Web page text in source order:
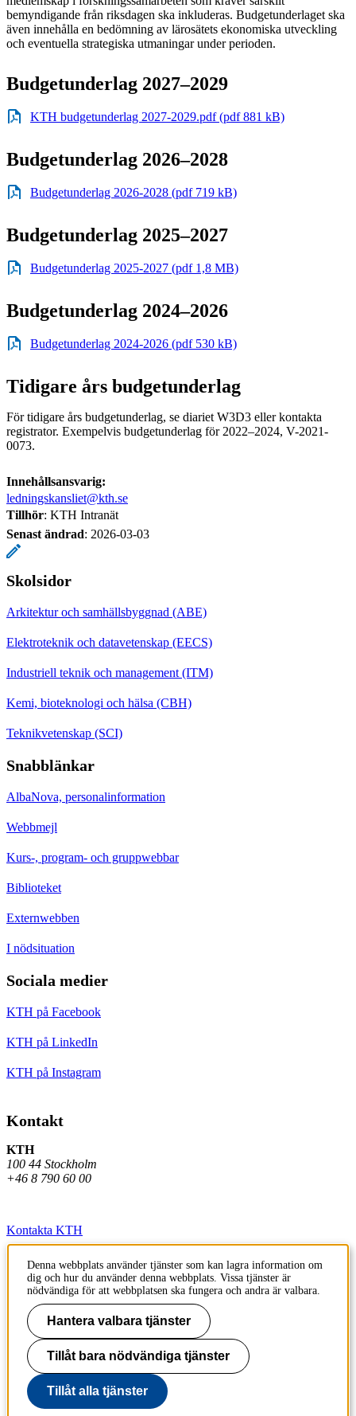
bemyndigande från riksdagen ska inkluderas. Budgetunderlaget ska
även innehålla en bedömning av lärosätets ekonomiska utveckling
och eventuella strategiska utmaningar under perioden.
Budgetunderlag 2027–2029
KTH budgetunderlag 2027-2029.pdf (pdf 881 kB)
Budgetunderlag 2026–2028
Budgetunderlag 2026-2028 (pdf 719 kB)
Budgetunderlag 2025–2027
Budgetunderlag 2025-2027 (pdf 1,8 MB)
Budgetunderlag 2024–2026
Budgetunderlag 2024-2026 (pdf 530 kB)
Tidigare års budgetunderlag
För tidigare års budgetunderlag, se diariet W3D3 eller kontakta
registrator. Exempelvis budgetunderlag för 2022–2024, V-2021-
0073.
Innehållsansvarig:
ledningskansliet@kth.se
Tillhör: KTH Intranät
Senast ändrad: 2026-03-03
Skolsidor
Arkitektur och samhällsbyggnad (ABE)
Elektroteknik och datavetenskap (EECS)
Industriell teknik och management (ITM)
Kemi, bioteknologi och hälsa (CBH)
Teknikvetenskap (SCI)
Snabblänkar
AlbaNova, personalinformation
Webbmejl
Kurs-, program- och gruppwebbar
Biblioteket
Externwebben
I nödsituation
Sociala medier
KTH på Facebook
KTH på LinkedIn
KTH på Instagram
Kontakt
KTH
100 44 Stockholm
+46 8 790 60 00
Kontakta KTH
Jobba på KTH
Press och media
Faktura och betalning KTH
Om KTH:s webbplatser
Tillgänglighetsredogörelse
Denna webbplats använder tjänster som kan lagra information om
dig och hur du använder denna webbplats. Vissa tjänster är
nödvändiga för att webbplatsen ska fungera och andra är valbara.
Hantera valbara tjänster
Tillåt bara nödvändiga tjänster
Tillåt alla tjänster